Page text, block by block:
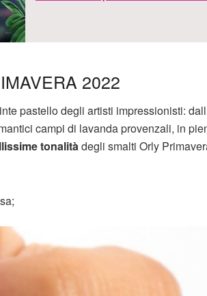
2022
pastello degli artisti impressionisti:
campi di lavanda provenzali, in
tonalitàdegli smalti Orly